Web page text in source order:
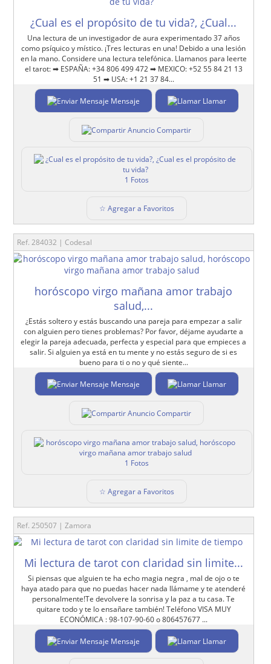
¿Cual es el propósito de tu vida?, ¿Cual...
Una lectura de un investigador de aura experimentado 37 años
como psíquico y místico. ¡Tres lecturas en una! Debido a una lesión
en la mano. Considere una lectura telefónica. Llamanos para leerte
el tarot: ➡ ESPAÑA: +34 806 499 472 ➡ MEXICO: +52 55 84 21 13
51 ➡ USA: +1 21 37 84...
Mensaje Llamar
Compartir
1 Fotos
☆ Agregar a Favoritos
Ref. 284032 | Codesal
horóscopo virgo mañana amor trabajo
salud,...
¿Estás soltero y estás buscando una pareja para empezar a salir
con alguien pero tienes problemas? Por favor, déjame ayudarte a
elegir la pareja adecuada, perfecta y especial para que empieces a
salir. Si alguien ya está en tu mente y no estás seguro de si es
bueno para ti o no y qué siente...
Mensaje Llamar
Compartir
1 Fotos
☆ Agregar a Favoritos
Ref. 250507 | Zamora
Mi lectura de tarot con claridad sin limite...
Si piensas que alguien te ha echo magia negra , mal de ojo o te
haya atado para que no puedas hacer nada llámame y te atenderé
personalmente!Te devolvere la sonrisa y la paz a tu casa. Te
quitare todo y te lo ensañare también! Teléfono VISA MUY
ECONÓMICA : 98-107-90-60 o 806457677 ...
Mensaje Llamar